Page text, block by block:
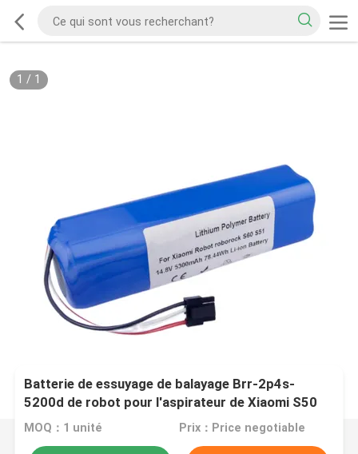
1 / 1
Batterie de essuyage de balayage Brr-2p4s-
5200d de robot pour l'aspirateur de Xiaomi S50
S51 S55 T60 5200mah
MOQ：1 unité Prix：Price negotiable